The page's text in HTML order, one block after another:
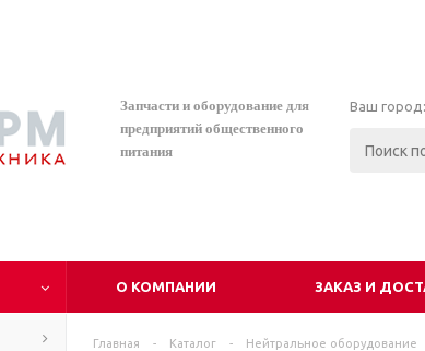
Запчасти и оборудование для
предприятий общественного
питания
Ваш город:
О КОМПАНИИ ЗАКАЗ И
Главная - Каталог - Нейтральное оборудование